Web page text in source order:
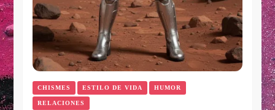
CHISMES ESTILO DE VIDA HUMOR
RELACIONES